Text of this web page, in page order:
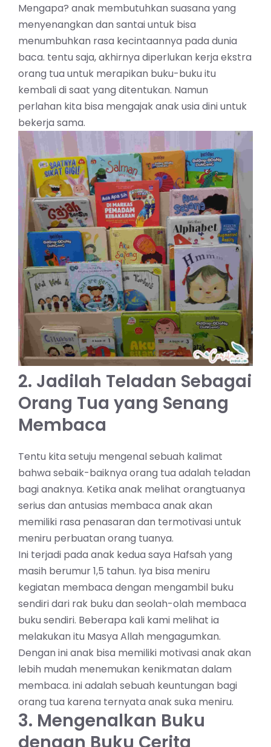
Mengapa? anak membutuhkan suasana yang
menyenangkan dan santai untuk bisa
menumbuhkan rasa kecintaannya pada dunia
baca. tentu saja, akhirnya diperlukan kerja ekstra
orang tua untuk merapikan buku-buku itu
kembali di saat yang ditentukan. Namun
perlahan kita bisa mengajak anak usia dini untuk
bekerja sama.
2. Jadilah Teladan Sebagai
Orang Tua yang Senang
Membaca
Tentu kita setuju mengenal sebuah kalimat
bahwa sebaik-baiknya orang tua adalah teladan
bagi anaknya. Ketika anak melihat orangtuanya
serius dan antusias membaca anak akan
memiliki rasa penasaran dan termotivasi untuk
meniru perbuatan orang tuanya.
Ini terjadi pada anak kedua saya Hafsah yang
masih berumur 1,5 tahun. Iya bisa meniru
kegiatan membaca dengan mengambil buku
sendiri dari rak buku dan seolah-olah membaca
buku sendiri. Beberapa kali kami melihat ia
melakukan itu Masya Allah mengagumkan.
Dengan ini anak bisa memiliki motivasi anak akan
lebih mudah menemukan kenikmatan dalam
membaca. ini adalah sebuah keuntungan bagi
orang tua karena ternyata anak suka meniru.
3. Mengenalkan Buku
dengan Buku Cerita